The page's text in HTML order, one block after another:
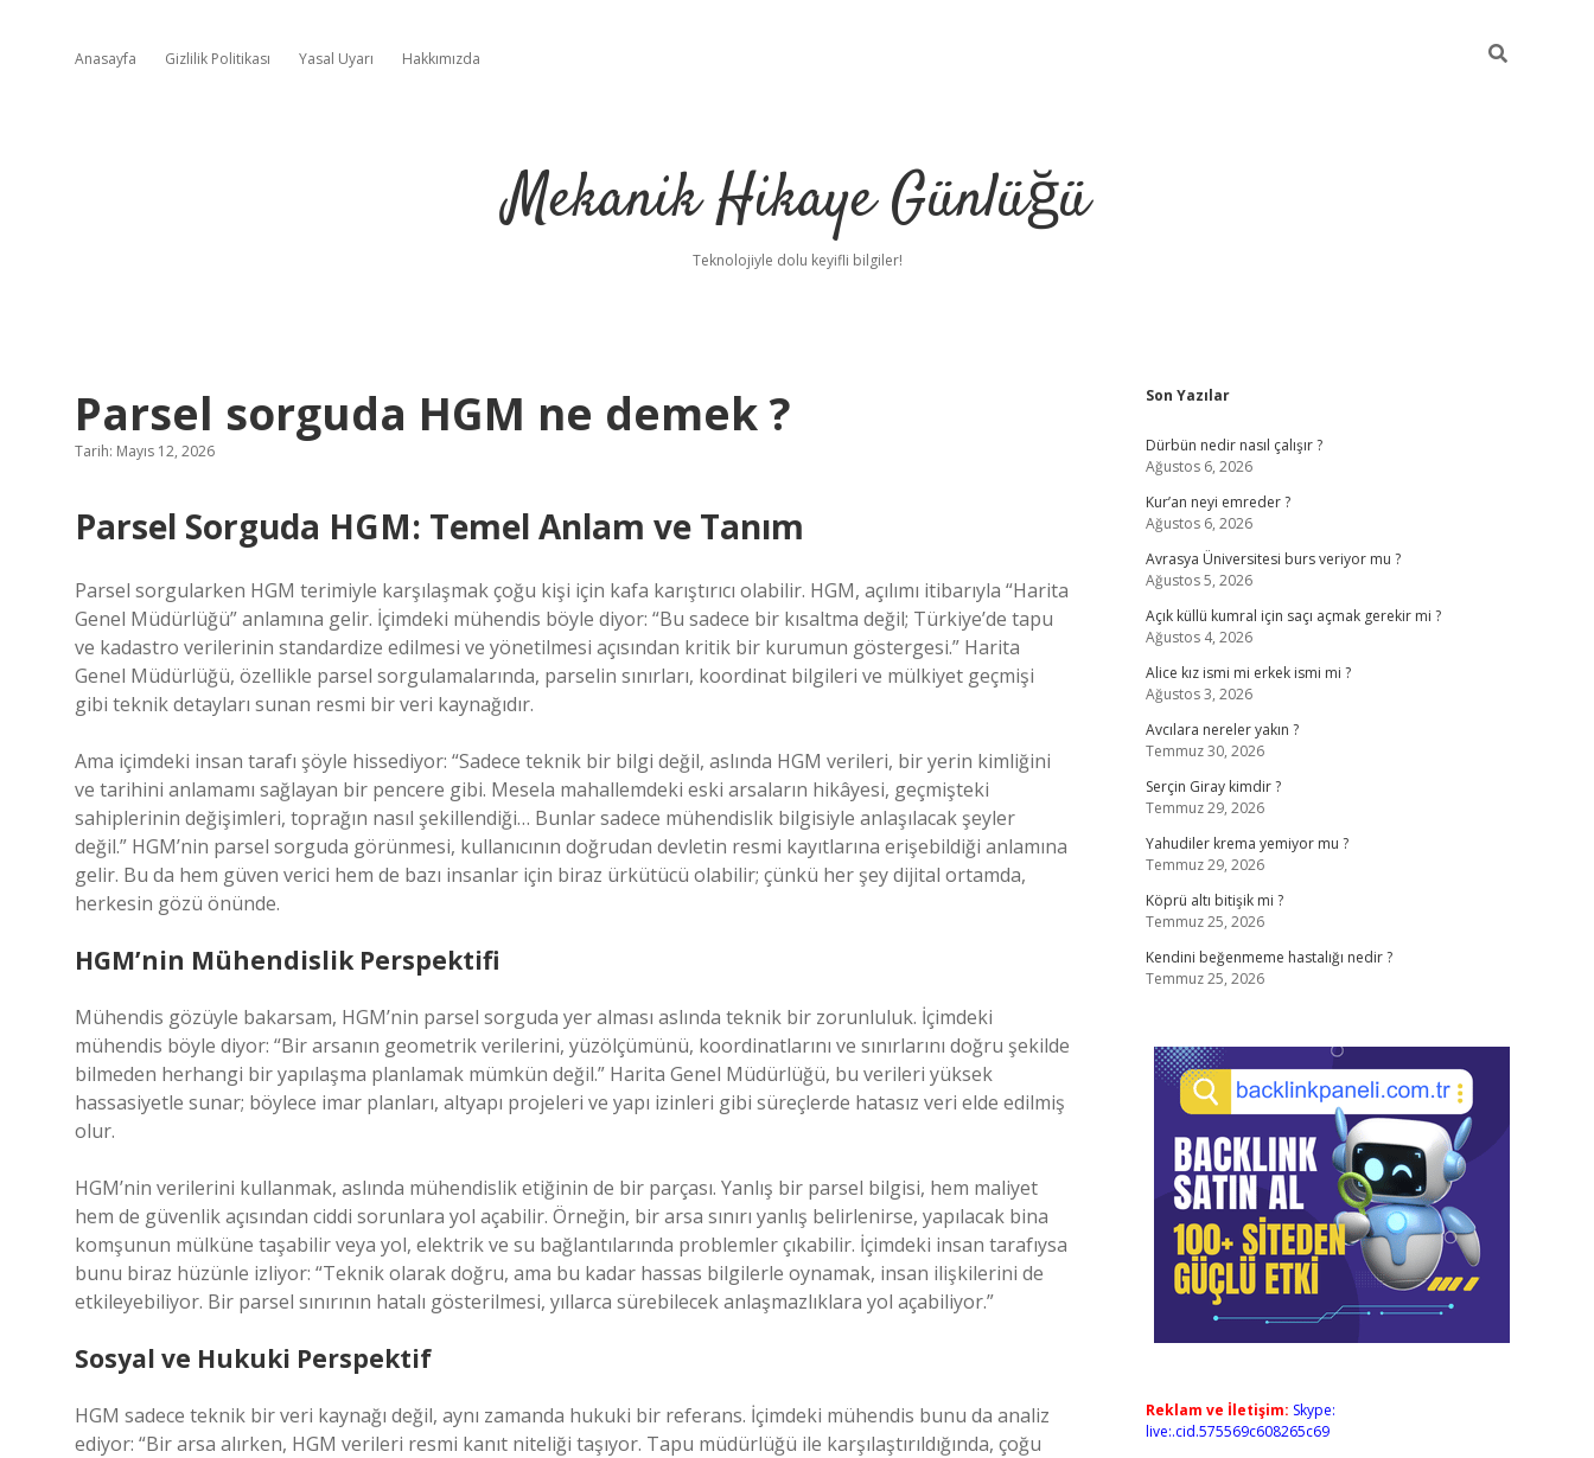
Anasayfa Gizlilik Politikası Yasal Uyarı Hakkımızda
Mekanik Hikaye Günlüğü
Teknolojiyle dolu keyifli bilgiler!
Parsel sorguda HGM ne demek ?
Tarih: Mayıs 12, 2026
Parsel Sorguda HGM: Temel Anlam ve Tanım
Parsel sorgularken HGM terimiyle karşılaşmak çoğu kişi için kafa karıştırıcı olabilir. HGM, açılımı itibarıyla “Harita
Genel Müdürlüğü” anlamına gelir. İçimdeki mühendis böyle diyor: “Bu sadece bir kısaltma değil; Türkiye’de tapu
ve kadastro verilerinin standardize edilmesi ve yönetilmesi açısından kritik bir kurumun göstergesi.” Harita
Genel Müdürlüğü, özellikle parsel sorgulamalarında, parselin sınırları, koordinat bilgileri ve mülkiyet geçmişi
gibi teknik detayları sunan resmi bir veri kaynağıdır.
Ama içimdeki insan tarafı şöyle hissediyor: “Sadece teknik bir bilgi değil, aslında HGM verileri, bir yerin kimliğini
ve tarihini anlamamı sağlayan bir pencere gibi. Mesela mahallemdeki eski arsaların hikâyesi, geçmişteki
sahiplerinin değişimleri, toprağın nasıl şekillendiği… Bunlar sadece mühendislik bilgisiyle anlaşılacak şeyler
değil.” HGM’nin parsel sorguda görünmesi, kullanıcının doğrudan devletin resmi kayıtlarına erişebildiği anlamına
gelir. Bu da hem güven verici hem de bazı insanlar için biraz ürkütücü olabilir; çünkü her şey dijital ortamda,
herkesin gözü önünde.
HGM’nin Mühendislik Perspektifi
Mühendis gözüyle bakarsam, HGM’nin parsel sorguda yer alması aslında teknik bir zorunluluk. İçimdeki
mühendis böyle diyor: “Bir arsanın geometrik verilerini, yüzölçümünü, koordinatlarını ve sınırlarını doğru şekilde
bilmeden herhangi bir yapılaşma planlamak mümkün değil.” Harita Genel Müdürlüğü, bu verileri yüksek
hassasiyetle sunar; böylece imar planları, altyapı projeleri ve yapı izinleri gibi süreçlerde hatasız veri elde edilmiş
olur.
HGM’nin verilerini kullanmak, aslında mühendislik etiğinin de bir parçası. Yanlış bir parsel bilgisi, hem maliyet
hem de güvenlik açısından ciddi sorunlara yol açabilir. Örneğin, bir arsa sınırı yanlış belirlenirse, yapılacak bina
komşunun mülküne taşabilir veya yol, elektrik ve su bağlantılarında problemler çıkabilir. İçimdeki insan tarafıysa
bunu biraz hüzünle izliyor: “Teknik olarak doğru, ama bu kadar hassas bilgilerle oynamak, insan ilişkilerini de
etkileyebiliyor. Bir parsel sınırının hatalı gösterilmesi, yıllarca sürebilecek anlaşmazlıklara yol açabiliyor.”
Sosyal ve Hukuki Perspektif
HGM sadece teknik bir veri kaynağı değil, aynı zamanda hukuki bir referans. İçimdeki mühendis bunu da analiz
ediyor: “Bir arsa alırken, HGM verileri resmi kanıt niteliği taşıyor. Tapu müdürlüğü ile karşılaştırıldığında, çoğu
Sidebar
Son Yazılar
Dürbün nedir nasıl çalışır ?
Ağustos 6, 2026
Kur’an neyi emreder ?
Ağustos 6, 2026
Avrasya Üniversitesi burs veriyor mu ?
Ağustos 5, 2026
Açık küllü kumral için saçı açmak gerekir mi ?
Ağustos 4, 2026
Alice kız ismi mi erkek ismi mi ?
Ağustos 3, 2026
Avcılara nereler yakın ?
Temmuz 30, 2026
Serçin Giray kimdir ?
Temmuz 29, 2026
Yahudiler krema yemiyor mu ?
Temmuz 29, 2026
Köprü altı bitişik mi ?
Temmuz 25, 2026
Kendini beğenmeme hastalığı nedir ?
Temmuz 25, 2026
Reklam ve İletişim: Skype:
live:.cid.575569c608265c69